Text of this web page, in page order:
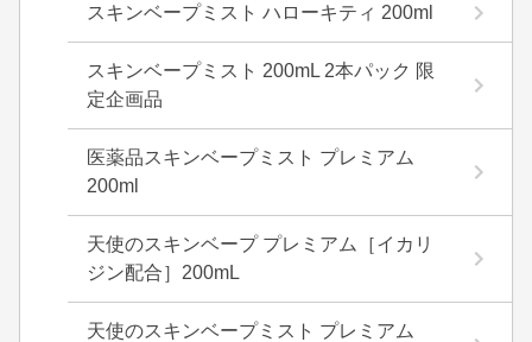
スキンベープミスト ハローキティ 200ml
スキンベープミスト 200mL 2本パック 限
定企画品
医薬品スキンベープミスト プレミアム
200ml
天使のスキンベープ プレミアム［イカリ
ジン配合］200mL
天使のスキンベープミスト プレミアム